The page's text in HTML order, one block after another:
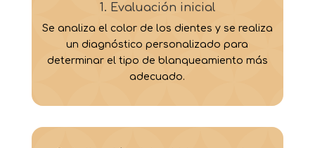
1. Evaluación inicial
Se analiza el color de los dientes y se realiza
un diagnóstico personalizado para
determinar el tipo de blanqueamiento más
adecuado.